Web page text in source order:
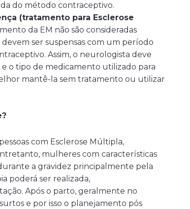
do método contraceptivo.
(tratamento para Esclerose
da EM não são consideradas
ser suspensas com um período
Assim, o neurologista deve
o tipo de medicamento utilizado para
mantê-la sem tratamento ou utilizar
com Esclerose Múltipla,
mulheres com características
a gravidez principalmente pela
poderá ser realizada,
Após o parto, geralmente no
e por isso o planejamento pós